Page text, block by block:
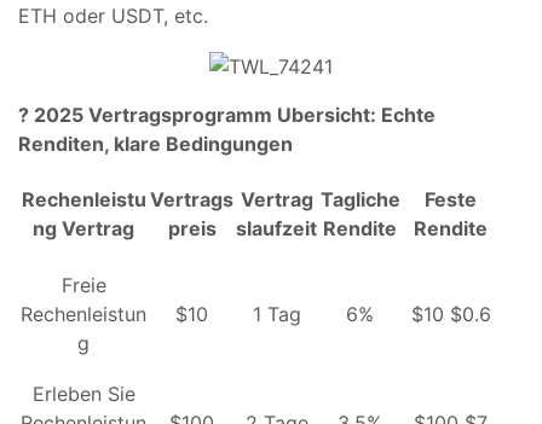
ETH oder USDT, etc.
? 2025 Vertragsprogramm Ubersicht: Echte
Renditen, klare Bedingungen
Rechenleistu
ng Vertrag
Vertrags
preis
Vertrag
slaufzeit
Tagliche
Rendite
Feste
Rendite
Freie
Rechenleistun
g
$10 1 Tag 6% $10 $0.6
Erleben Sie